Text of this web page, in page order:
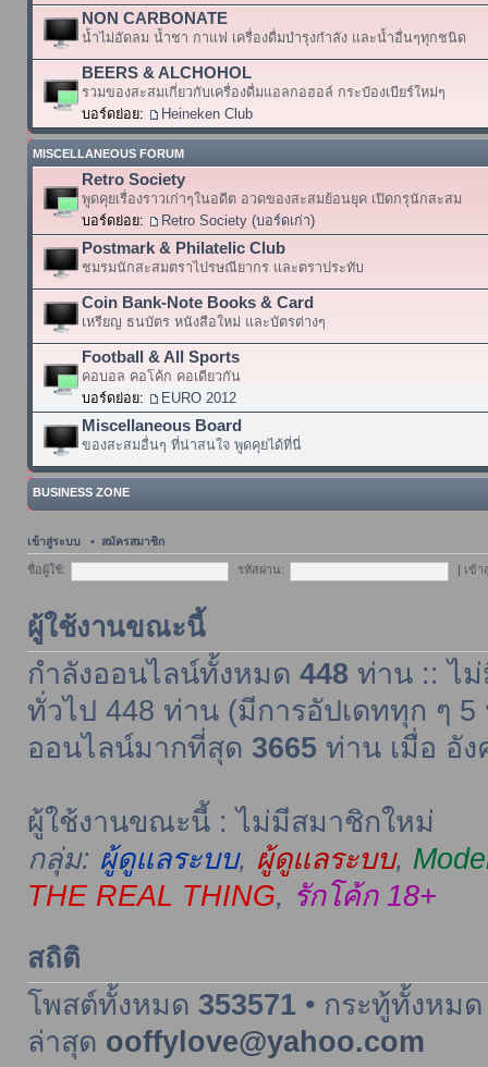
NON CARBONATE
น้ำไม่อัดลม น้ำชา กาแฟ เครื่องดื่มบำรุงกำลัง และน้ำอื่นๆทุกชนิด
BEERS & ALCHOHOL
รวมของสะสมเกี่ยวกับเครื่องดื่มแอลกอฮอล์ กระป๋องเบียร์ใหม่ๆ
บอร์ดย่อย:
Heineken Club
MISCELLANEOUS FORUM
Retro Society
พูดคุยเรื่องราวเก่าๆในอดีต อวดของสะสมย้อนยุค เปิดกรุนักสะสม
บอร์ดย่อย:
Retro Society (บอร์ดเก่า)
Postmark & Philatelic Club
ชมรมนักสะสมตราไปรษณียากร และตราประทับ
Coin Bank-Note Books & Card
เหรียญ ธนบัตร หนังสือใหม่ และบัตรต่างๆ
Football & All Sports
คอบอล คอโค้ก คอเดียวกัน
บอร์ดย่อย:
EURO 2012
Miscellaneous Board
ของสะสมอื่นๆ ที่น่าสนใจ พูดคุยได้ที่นี่
BUSINESS ZONE
เข้าสู่ระบบ • สมัครสมาชิก
ชื่อผู้ใช้: รหัสผ่าน: เข้
ผู้ใช้งานขณะนี้
กำลังออนไลน์ทั้งหมด 448 ท่าน :: ไ
ทั่วไป 448 ท่าน (มีการอัปเดททุก ๆ 5
ออนไลน์มากที่สุด 3665ท่าน เมื่อ อัง
ผู้ใช้งานขณะนี้ : ไม่มีสมาชิกใหม่
กลุ่ม: ผู้ดูแลระบบ, ผู้ดูแลระบบ,
THE REAL THING, รักโค้ก 18+
สถิติ
โพสต์ทั้งหมด 353571• กระทู้ทั้งหม
ล่าสุด ooffylove@yahoo.com